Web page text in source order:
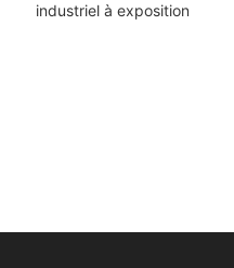
industriel à exposition